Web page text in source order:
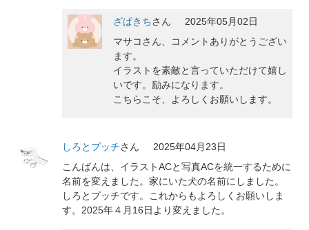
ざぱきちさん
2025年05月02日
マサコさん、コメントありがとうござい
ます。
イラストを素敵と言っていただけて嬉し
いです。励みになります。
こちらこそ、よろしくお願いします。
しろとプッチさん
2025年04月23日
こんばんは、イラストACと写真ACを統一するために
名前を変えました。家にいた犬の名前にしました。
しろとプッチです。これからもよろしくお願いしま
す。2025年４月16日より変えました。